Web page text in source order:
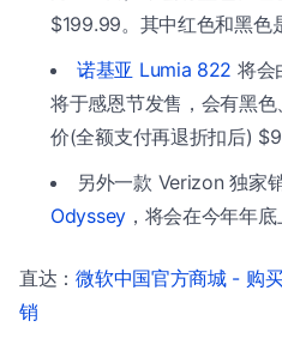
$199.99。其中红色和黑色
诺基亚 Lumia 822 将会
将于感恩节发售，会有黑
价(全额支付再退折扣后)
另外一款 Verizon 独家
Odyssey，将会在今年年底
直达：微软中国官方商城 - 购
销